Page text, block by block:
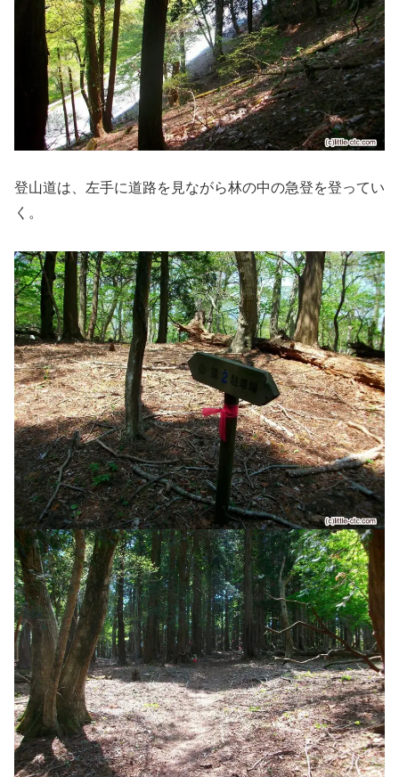
登山道は、左手に道路を見ながら林の中の急登を登ってい
く。